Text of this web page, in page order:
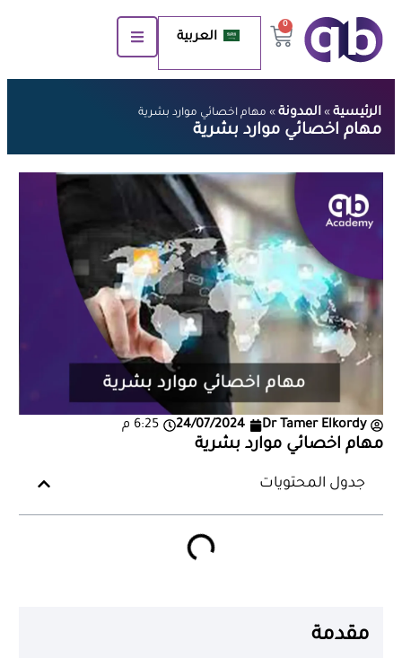
0
العربية
الرئيسية » المدونة » مهام اخصائي موارد بشرية
مهام اخصائي موارد بشرية
Dr Tamer Elkordy
24/07/2024 6:25 م
مهام اخصائي موارد بشرية
جدول المحتويات
مقدمة